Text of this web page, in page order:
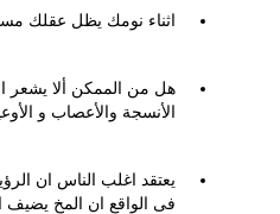
اثناء نومك يظل عقلك
هل من الممكن ألا يشعر
الأنسجة والأعصاب و
يعتقد اغلب الناس ان
فى الواقع ان المخ يضيف